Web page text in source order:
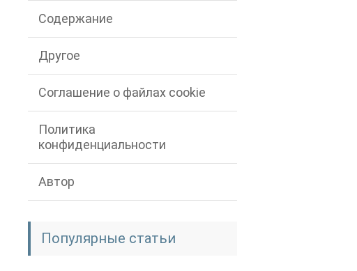
Содержание
Другое
Соглашение о файлах cookie
Политика
конфиденциальности
Автор
Популярные статьи